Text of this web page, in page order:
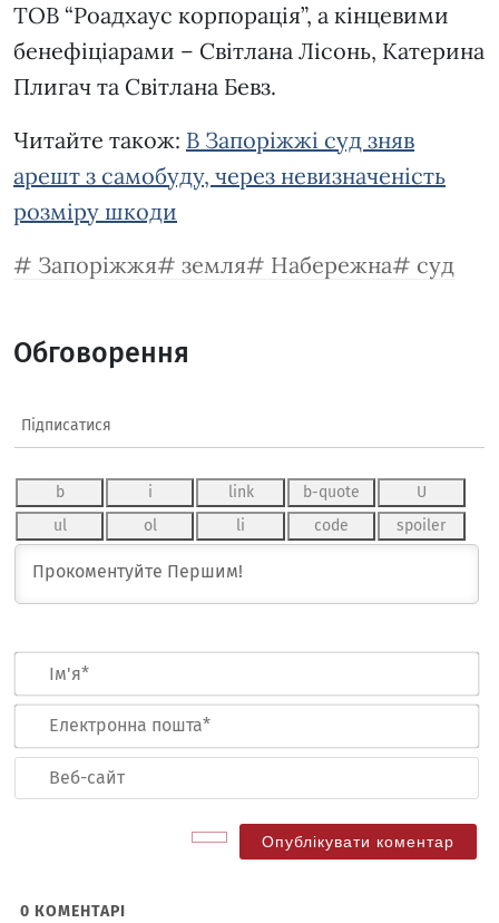
ТОВ “Роадхаус корпорація”, а кінцевими
бенефіціарами – Світлана Лісонь, Катерина
Плигач та Світлана Бевз.
Читайте також: В Запоріжжі суд зняв
арешт з самобуду, через невизначеність
розміру шкоди
Запоріжжя
земля Набережна суд
Обговорення
Підписатися
0 КОМЕНТАРІ